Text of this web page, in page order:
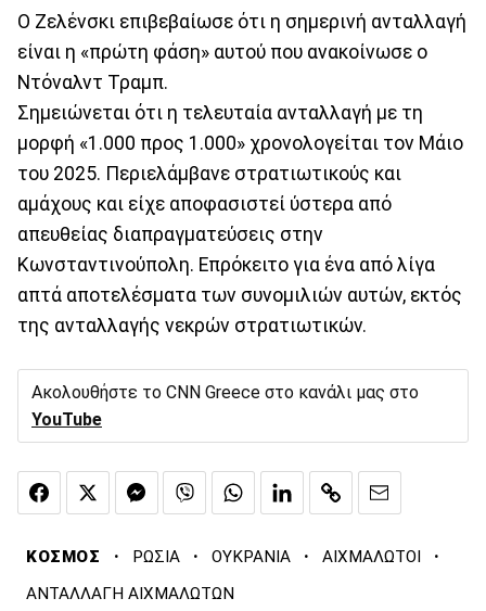
Ο Ζελένσκι επιβεβαίωσε ότι η σημερινή ανταλλαγή
είναι η «πρώτη φάση» αυτού που ανακοίνωσε ο
Ντόναλντ Τραμπ.
Σημειώνεται ότι η τελευταία ανταλλαγή με τη
μορφή «1.000 προς 1.000» χρονολογείται τον Μάιο
του 2025. Περιελάμβανε στρατιωτικούς και
αμάχους και είχε αποφασιστεί ύστερα από
απευθείας διαπραγματεύσεις στην
Κωνσταντινούπολη. Επρόκειτο για ένα από λίγα
απτά αποτελέσματα των συνομιλιών αυτών, εκτός
της ανταλλαγής νεκρών στρατιωτικών.
Ακολουθήστε το CNN Greece στο κανάλι μας στο
YouTube
ΚΟΣΜΟΣ · ΡΩΣΙΑ · ΟΥΚΡΑΝΙΑ · ΑΙΧΜΑΛΩΤΟΙ ·
ΑΝΤΑΛΛΑΓΗ ΑΙΧΜΑΛΩΤΩΝ